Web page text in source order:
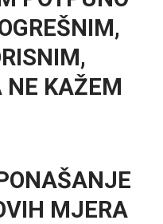
NE KAŽEM
MJERA